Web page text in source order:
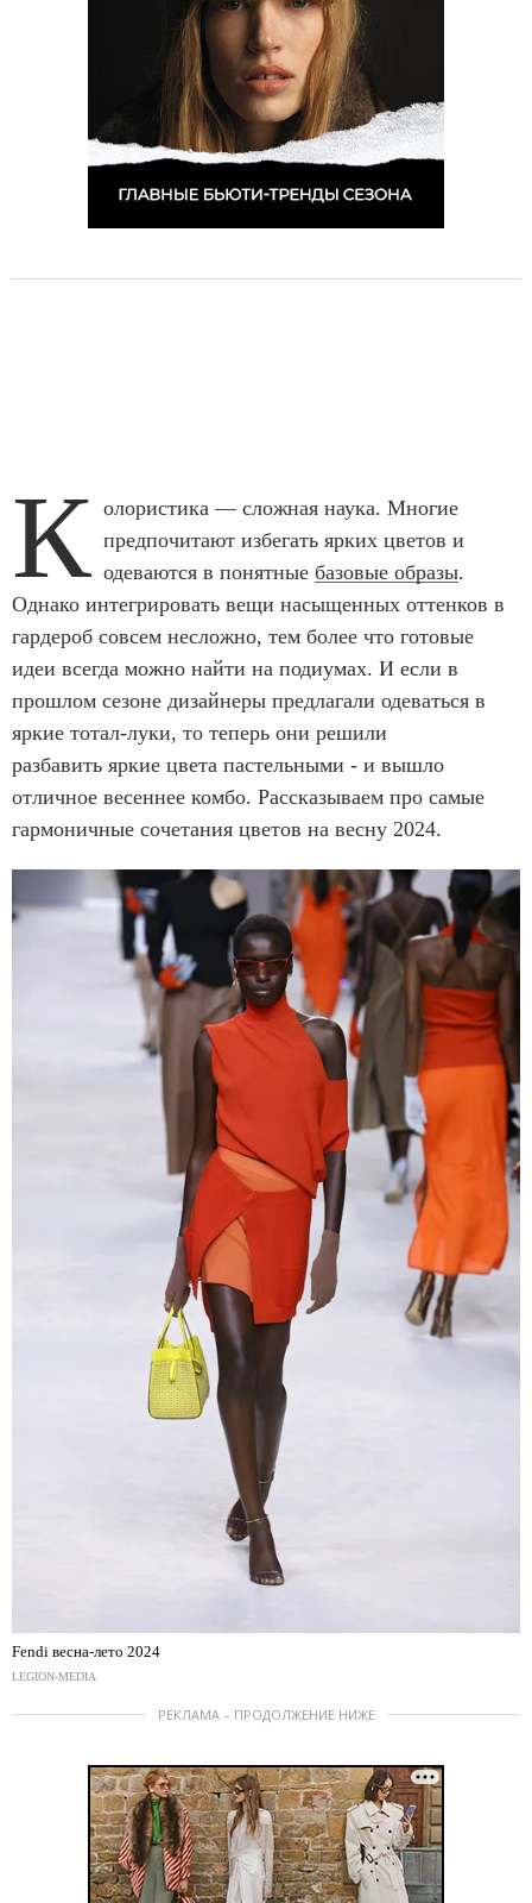
К олористика — сложная наука. Многие
предпочитают избегать ярких цветов и
одеваются в понятные базовые образы.
Однако интегрировать вещи насыщенных оттенков в
гардероб совсем несложно, тем более что готовые
идеи всегда можно найти на подиумах. И если в
прошлом сезоне дизайнеры предлагали одеваться в
яркие тотал-луки, то теперь они решили
разбавить яркие цвета пастельными - и вышло
отличное весеннее комбо. Рассказываем про самые
гармоничные сочетания цветов на весну 2024.
Fendi весна-лето 2024
LEGION-MEDIA
РЕКЛАМА – ПРОДОЛЖЕНИЕ НИЖЕ